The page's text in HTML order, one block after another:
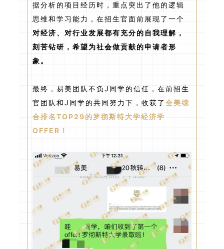
据分析的项目经历时，重点突出了他的逻辑
思维和学习能力，在招生官面前展现了一个
对经济、对行业发展都有充分的自我理解，
刻苦钻研，希望为社会做贡献的申请者形
象。
最终，易美团队不负J同学的信任，在前招生
官团队和J同学的共同努力下，收获了 全美综
合排名TOP29的罗彻斯特大学经济学
OFFER！